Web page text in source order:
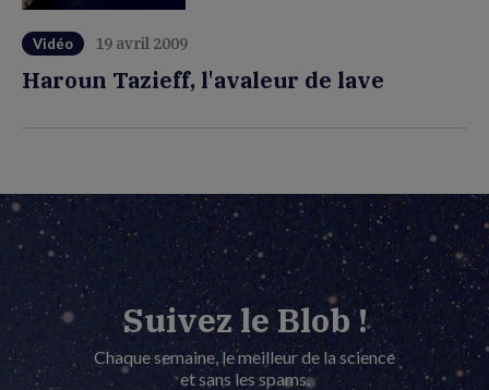
Vidéo 19 avril 2009
Haroun Tazieff, l'avaleur de lave
Suivez le Blob !
Chaque semaine, le meilleur de la science
et sans les spams.